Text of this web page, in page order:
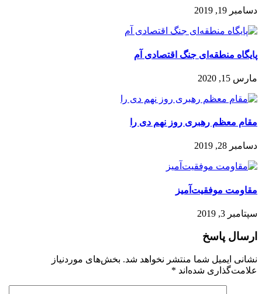
دسامبر 19, 2019
پایگاه منطقه‌ای جنگ اقتصادی آم
مارس 15, 2020
مقام معظم رهبری روز نهم دی را
دسامبر 28, 2019
مقاومت موفقیت‌آمیز
سپتامبر 3, 2019
ارسال پاسخ
نشانی ایمیل شما منتشر نخواهد شد. بخش‌های موردنیاز
علامت‌گذاری شده‌اند *